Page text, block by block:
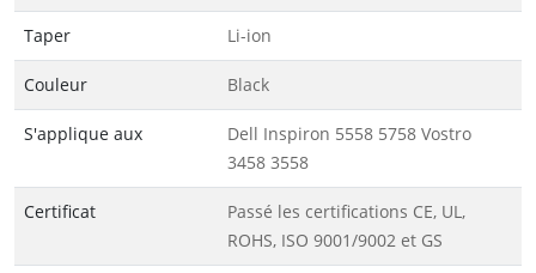
Taper Li-ion
Couleur Black
S'applique aux
Dell Inspiron 5558 5758 Vostro
3458 3558
Certificat
Passé les certifications CE, UL,
ROHS, ISO 9001/9002 et GS